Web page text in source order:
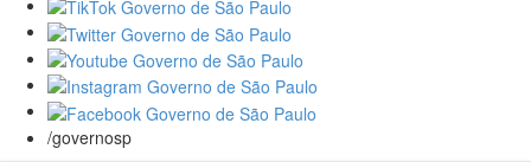
/governosp